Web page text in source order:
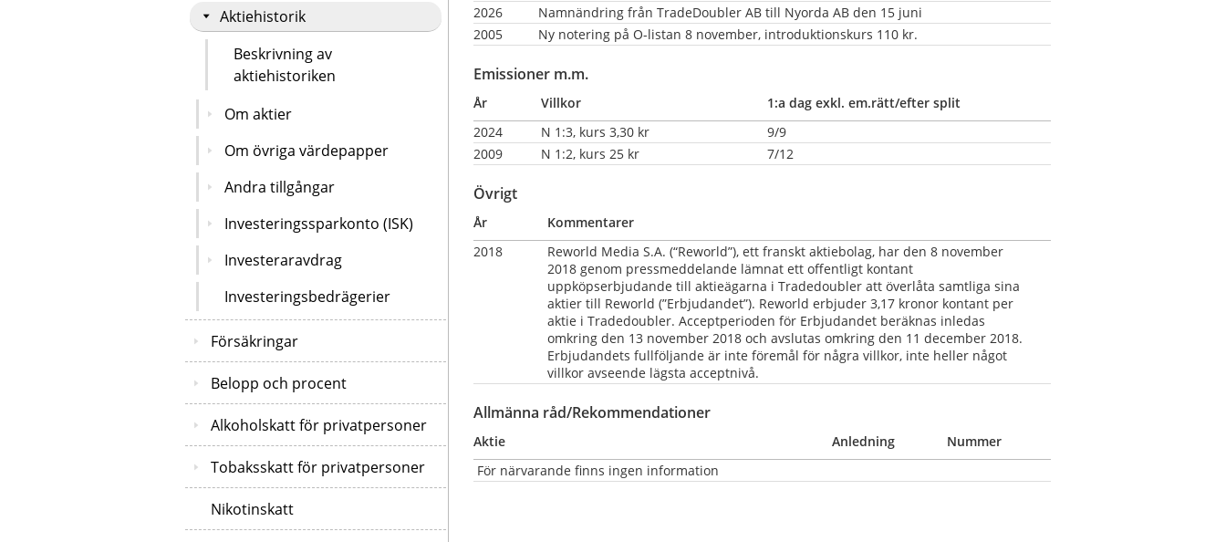
Aktiehistorik
Beskrivning av
aktiehistoriken
Om aktier
Om övriga värdepapper
Andra tillgångar
Investeringssparkonto (ISK)
Investeraravdrag
Investeringsbedrägerier
Försäkringar
Belopp och procent
Alkoholskatt för privatpersoner
Tobaksskatt för privatpersoner
Nikotinskatt
2026
Namnändring från TradeDoubler AB till Nyorda AB den 15 juni
2005
Ny notering på O-listan 8 november, introduktionskurs 110 kr.
Emissioner m.m.
År Villkor
1:a dag exkl. em.rätt/efter split
2024
N 1:3, kurs 3,30 kr
9/9
2009
N 1:2, kurs 25 kr 7/12
Övrigt
År
Kommentarer
2018
Reworld Media S.A. (“Reworld”), ett franskt aktiebolag, har den 8 november
2018 genom pressmeddelande lämnat ett offentligt kontant
uppköpserbjudande till aktieägarna i Tradedoubler att överlåta samtliga sina
aktier till Reworld (”Erbjudandet”). Reworld erbjuder 3,17 kronor kontant per
aktie i Tradedoubler. Acceptperioden för Erbjudandet beräknas inledas
omkring den 13 november 2018 och avslutas omkring den 11 december 2018.
Erbjudandets fullföljande är inte föremål för några villkor, inte heller något
villkor avseende lägsta acceptnivå.
Allmänna råd/Rekommendationer
Aktie Anledning
Nummer
För närvarande finns ingen information